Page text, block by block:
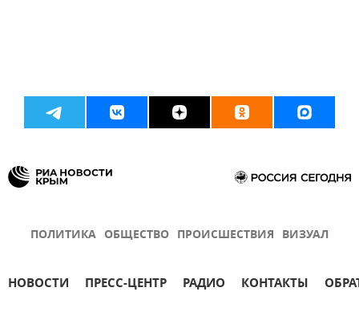
ПОЛИТИКА ОБЩЕСТВО ПРОИСШЕСТВИЯ ВИЗУАЛ
НОВОСТИ ПРЕСС-ЦЕНТР РАДИО КОНТАКТЫ